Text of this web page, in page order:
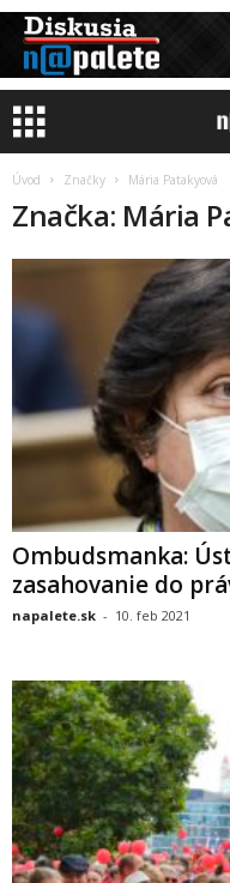
Úvod Značky Mária Patakyová
Značka: Mária
Ombudsmanka:
zasahovanie do
napalete.sk - 10. feb 2021